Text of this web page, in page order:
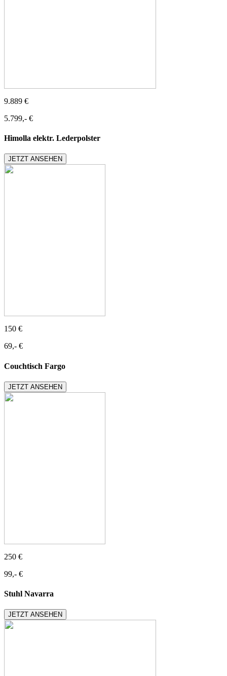
9.889 €
5.799,- €
Himolla elektr. Lederpolster
JETZT ANSEHEN
150 €
69,- €
Couchtisch Fargo
JETZT ANSEHEN
250 €
99,- €
Stuhl Navarra
JETZT ANSEHEN